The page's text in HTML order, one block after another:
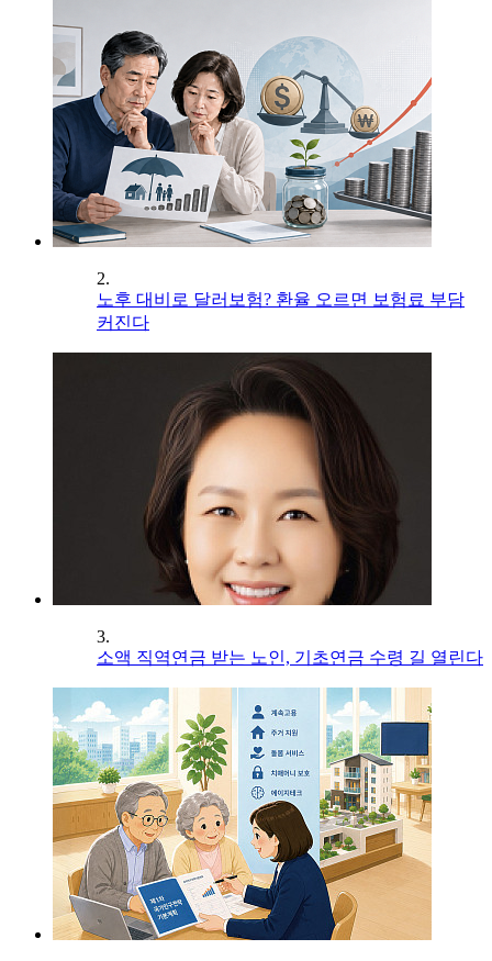
2.
노후 대비로 달러보험? 환율 오르면 보험료 부담
커진다
3.
소액 직역연금 받는 노인, 기초연금 수령 길 열린다